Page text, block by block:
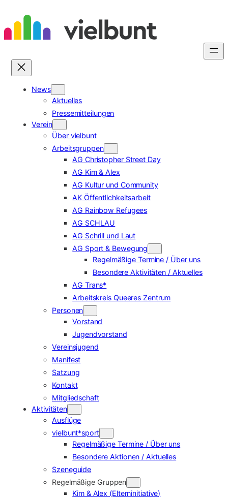
Inhalt
springen
News
Aktuelles
Pressemitteilungen
Verein
Über vielbunt
Arbeitsgruppen
AG Christopher Street Day
AG Kim & Alex
AG Kultur und Community
AK Öffentlichkeitsarbeit
AG Rainbow Refugees
AG SCHLAU
AG Schrill und Laut
AG Sport & Bewegung
Regelmäßige Termine / Über uns
Besondere Aktivitäten / Aktuelles
AG Trans*
Arbeitskreis Queeres Zentrum
Personen
Vorstand
Jugendvorstand
Vereinsjugend
Manifest
Satzung
Kontakt
Mitgliedschaft
Aktivitäten
Ausflüge
vielbunt*sport
Regelmäßige Termine / Über uns
Besondere Aktionen / Aktuelles
Szeneguide
Regelmäßige Gruppen
Kim & Alex (Elterninitiative)